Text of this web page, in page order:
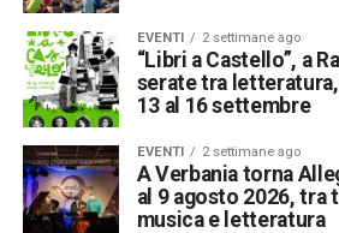
EVENTI 2 settimane ago
“Libri a Castello”, a
serate tra
13 al 16 settembre
EVENTI 2 settimane ago
A Verbania torna
al 9 agosto 2026,
musica e letteratura